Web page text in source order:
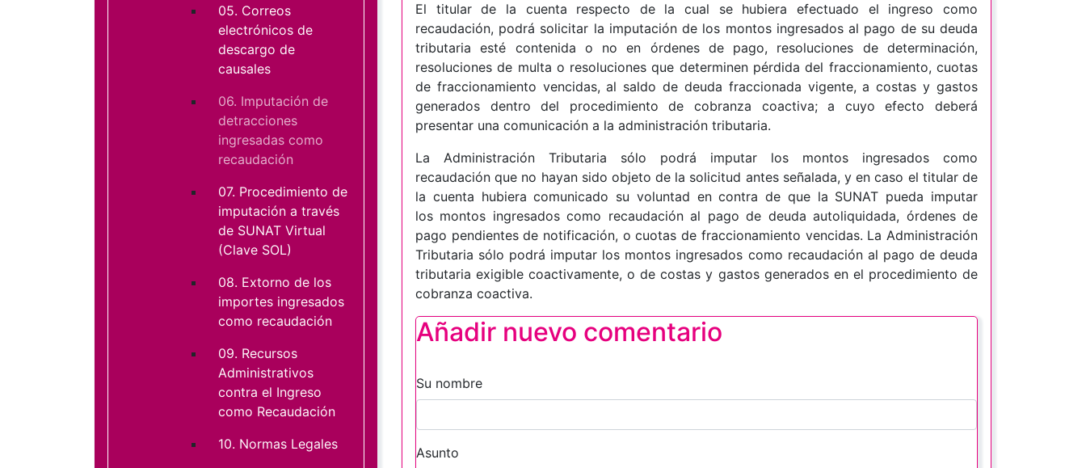
El titular de la cuenta respecto de la cual se hubiera efectuado el ingreso como
recaudación, podrá solicitar la imputación de los montos ingresados al pago de su deuda
tributaria esté contenida o no en órdenes de pago, resoluciones de determinación,
resoluciones de multa o resoluciones que determinen pérdida del fraccionamiento, cuotas
de fraccionamiento vencidas, al saldo de deuda fraccionada vigente, a costas y gastos
generados dentro del procedimiento de cobranza coactiva; a cuyo efecto deberá
presentar una comunicación a la administración tributaria.
La Administración Tributaria sólo podrá imputar los montos ingresados como
recaudación que no hayan sido objeto de la solicitud antes señalada, y en caso el titular de
la cuenta hubiera comunicado su voluntad en contra de que la SUNAT pueda imputar
los montos ingresados como recaudación al pago de deuda autoliquidada, órdenes de
pago pendientes de notificación, o cuotas de fraccionamiento vencidas. La Administración
Tributaria sólo podrá imputar los montos ingresados como recaudación al pago de deuda
tributaria exigible coactivamente, o de costas y gastos generados en el procedimiento de
cobranza coactiva.
Añadir nuevo comentario
Su nombre
Asunto
05. Correos
electrónicos de
descargo de
causales
06. Imputación de
detracciones
ingresadas como
recaudación
07. Procedimiento de
imputación a través
de SUNAT Virtual
(Clave SOL)
08. Extorno de los
importes ingresados
como recaudación
09. Recursos
Administrativos
contra el Ingreso
como Recaudación
10. Normas Legales